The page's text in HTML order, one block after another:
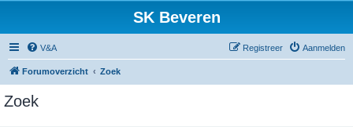
SK Beveren
V&A Aanmelden
Registreer
Forumoverzicht Zoek
Zoek